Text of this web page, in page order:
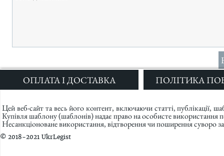
ОПЛАТА І ДОСТАВКА
ПОЛІТИКА
Цей веб-сайт та весь його контент, включаючи статті, публікації,
Купівля шаблону (шаблонів) надає право на особисте використання
Несанкціоноване використання, відтворення чи поширення суворо
© 2018-2021 UkrLegist